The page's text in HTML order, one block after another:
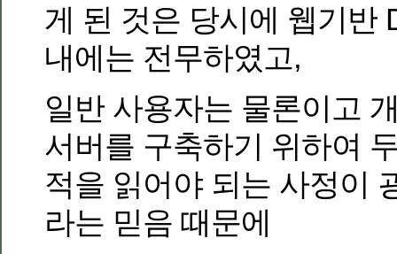
게 된 것은 당시에 웹기반
내에는 전무하였고,
일반 사용자는 물론이고
서버를 구축하기 위하여
적을 읽어야 되는 사정이
라는 믿음 때문에